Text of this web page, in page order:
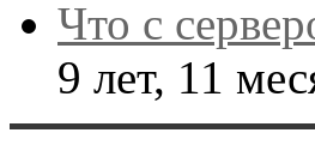
Что с
9 лет, 11